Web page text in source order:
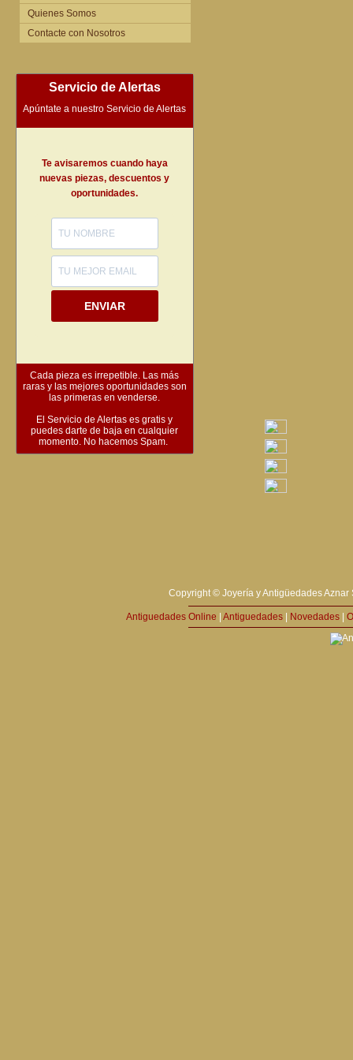
Quienes Somos
Contacte con Nosotros
Servicio de Alertas
Apúntate a nuestro Servicio de Alertas
Te avisaremos cuando haya
nuevas piezas, descuentos y
oportunidades.
ENVIAR
Cada pieza es irrepetible. Las más
raras y las mejores oportunidades son
las primeras en venderse.
El Servicio de Alertas es gratis y
puedes darte de baja en cualquier
momento. No hacemos Spam.
Copyright © Joyería y Antigüedades
Antiguedades Online Antiguedades Novedades